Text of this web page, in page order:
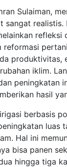
Sulaiman,
sangat realistis.
refleksi
reformasi
produktivitas,
iklim.
peningkatan
hasil
berbasis
luas
Hal ini
bisa panen
hingga tiga